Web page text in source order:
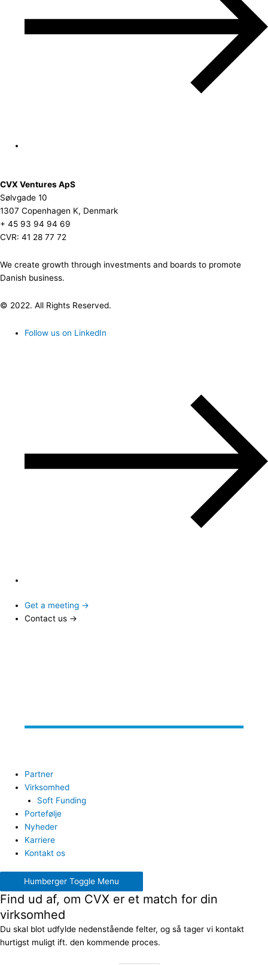
CVX Ventures ApS
Sølvgade 10
1307 Copenhagen K, Denmark
+ 45 93 94 94 69
CVR: 41 28 77 72
We create growth through investments and boards to promote
Danish business.
© 2022. All Rights Reserved.
Follow us on LinkedIn
Get a meeting →
Contact us →
Partner
Virksomhed
Soft Funding
Portefølje
Nyheder
Karriere
Kontakt os
Humberger Toggle Menu
Find ud af, om CVX er et match for din
virksomhed
Du skal blot udfylde nedenstående felter, og så tager vi kontakt
hurtigst muligt ift. den kommende proces.